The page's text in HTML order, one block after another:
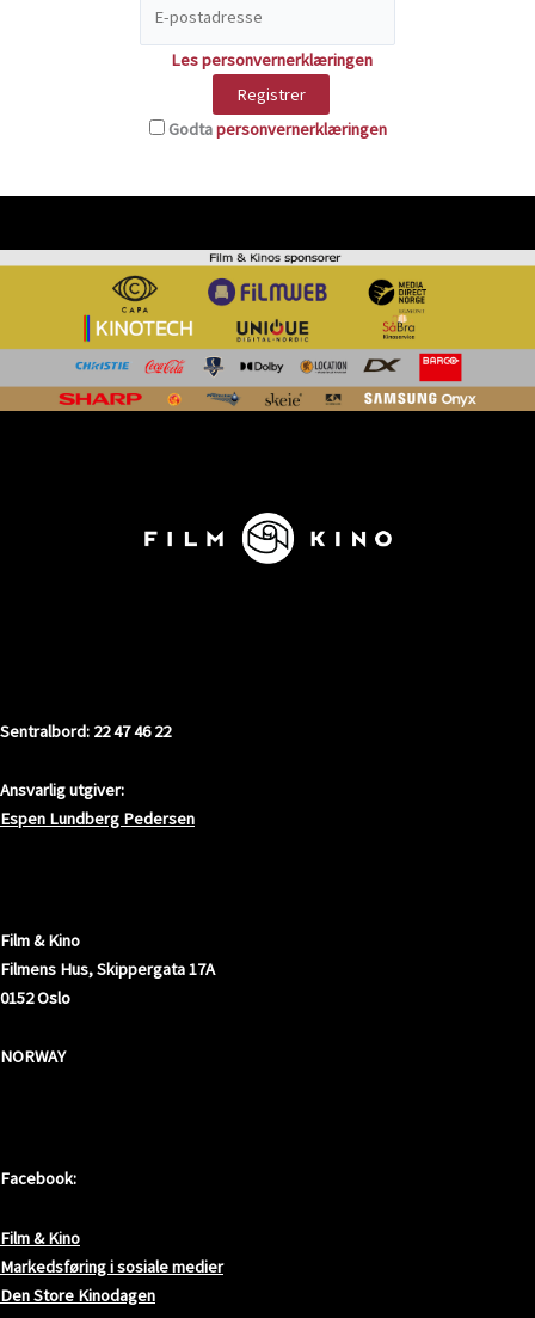
Les personvernerklæringen
Godtapersonvernerklæringen
Sentralbord: 22 47 46 22
Ansvarlig utgiver:
Espen Lundberg Pedersen
Film & Kino
Filmens Hus, Skippergata 17A
0152 Oslo
NORWAY
Facebook:
Film & Kino
Markedsføring i sosiale medier
Den Store Kinodagen